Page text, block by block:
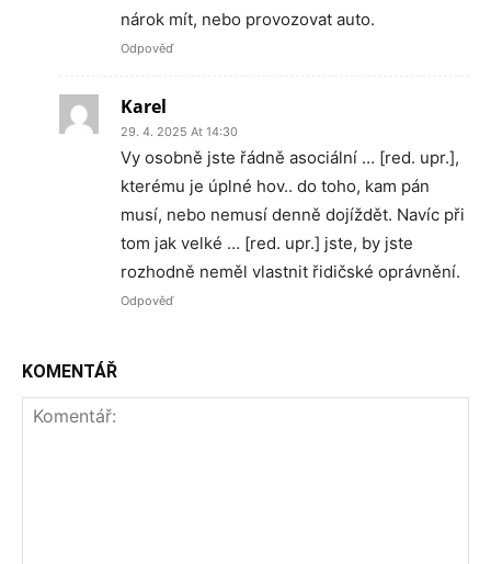
nárok mít, nebo provozovat auto.
Odpověď
Karel
29. 4. 2025 At 14:30
Vy osobně jste řádně asociální … [red. upr.],
kterému je úplné hov.. do toho, kam pán
musí, nebo nemusí denně dojíždět. Navíc při
tom jak velké … [red. upr.] jste, by jste
rozhodně neměl vlastnit řidičské oprávnění.
Odpověď
KOMENTÁŘ